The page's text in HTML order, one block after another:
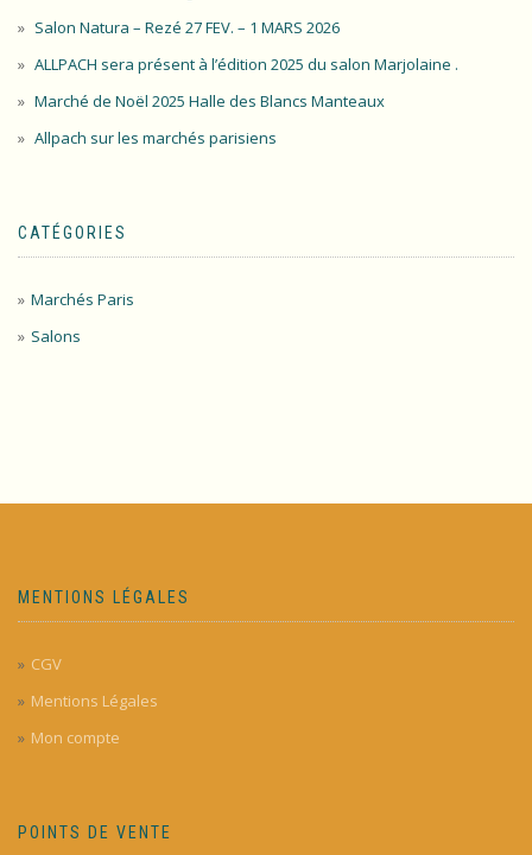
Salon Natura – Rezé 27 FEV. – 1 MARS 2026
ALLPACH sera présent à l’édition 2025 du salon Marjolaine .
Marché de Noël 2025 Halle des Blancs Manteaux
Allpach sur les marchés parisiens
CATÉGORIES
Marchés Paris
Salons
MENTIONS LÉGALES
CGV
Mentions Légales
Mon compte
POINTS DE VENTE